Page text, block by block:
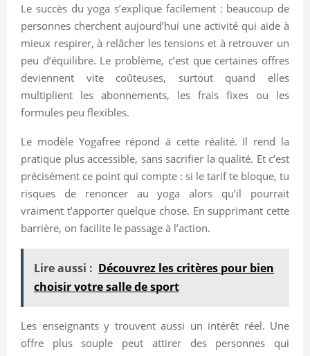
Le succès du yoga s’explique facilement : beaucoup de
personnes cherchent aujourd’hui une activité qui aide à
mieux respirer, à relâcher les tensions et à retrouver un
peu d’équilibre. Le problème, c’est que certaines offres
deviennent vite coûteuses, surtout quand elles
multiplient les abonnements, les frais fixes ou les
formules peu flexibles.
Le modèle Yogafree répond à cette réalité. Il rend la
pratique plus accessible, sans sacrifier la qualité. Et c’est
précisément ce point qui compte : si le tarif te bloque, tu
risques de renoncer au yoga alors qu’il pourrait
vraiment t’apporter quelque chose. En supprimant cette
barrière, on facilite le passage à l’action.
Lire aussi : Découvrez les critères pour bien
choisir votre salle de sport
Les enseignants y trouvent aussi un intérêt réel. Une
offre plus souple peut attirer des personnes qui